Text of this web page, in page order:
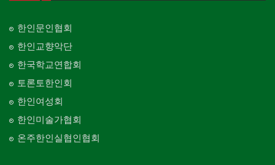
한인문인협회
한인교향악단
한국학교연합회
토론토한인회
한인여성회
한인미술가협회
온주한인실협인협회